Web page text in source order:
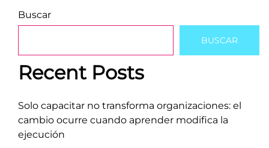
Buscar
BUSCAR
Recent Posts
Solo capacitar no transforma organizaciones: el
cambio ocurre cuando aprender modifica la
ejecución